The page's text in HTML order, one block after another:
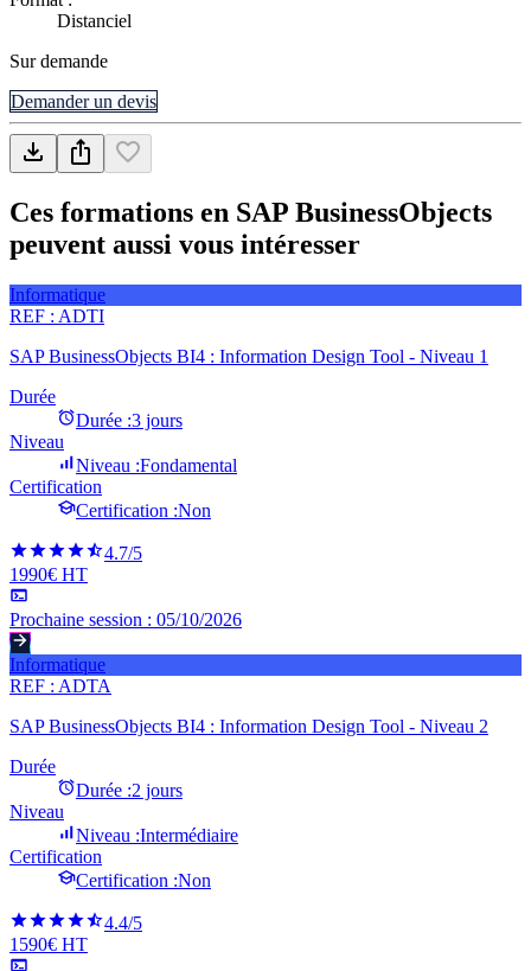
Distanciel
Sur demande
Demander un devis
Ces formations en SAP BusinessObjects
peuvent aussi vous intéresser
Informatique
REF : ADTI
SAP BusinessObjects BI4 : Information Design Tool - Niveau 1
Durée
Durée :3 jours
Niveau
Niveau :Fondamental
Certification
Certification :Non
4.7/5
1990€ HT
Prochaine session : 05/10/2026
Informatique
REF : ADTA
SAP BusinessObjects BI4 : Information Design Tool - Niveau 2
Durée
Durée :2 jours
Niveau
Niveau :Intermédiaire
Certification
Certification :Non
4.4/5
1590€ HT